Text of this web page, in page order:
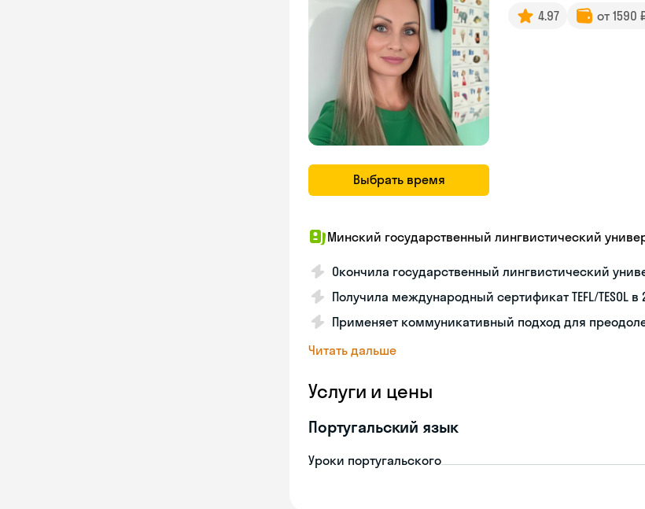
Выбрать время
4.97 от 1590
Минский государственный лингвистический
Окончила государственный лингвистический
Получила международный сертификат TEFL/TESOL в
Применяет коммуникативный подход для
Читать дальше
Услуги и цены
Португальский язык
Уроки португальского